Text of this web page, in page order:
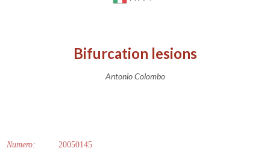
Bifurcation lesions
Antonio Colombo
Numero:
20050145